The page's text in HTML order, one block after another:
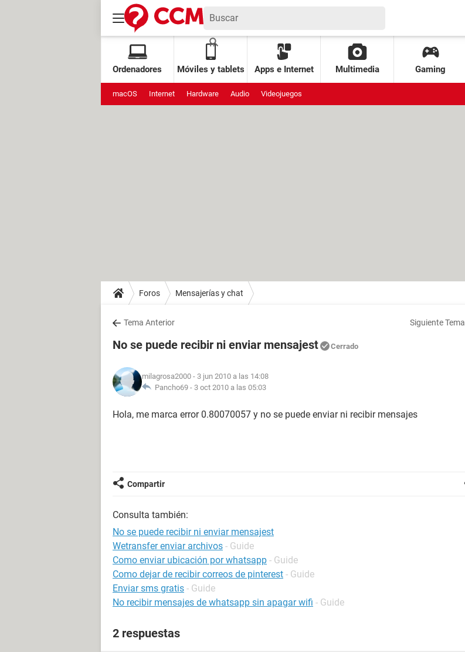
Ordenadores Móviles y tablets Apps e Internet Multimedia Gaming
macOS Internet Hardware Audio Videojuegos
Foros Mensajerías y chat
Tema Anterior Siguiente Tema
No se puede recibir ni enviar mensajest Cerrado
milagrosa2000 - 3 jun 2010 a las 14:08
Pancho69 - 3 oct 2010 a las 05:03
Hola, me marca error 0.80070057 y no se puede enviar ni recibir mensajes
Compartir
Consulta también:
No se puede recibir ni enviar mensajest
Wetransfer enviar archivos - Guide
Como enviar ubicación por whatsapp - Guide
Como dejar de recibir correos de pinterest - Guide
Enviar sms gratis - Guide
No recibir mensajes de whatsapp sin apagar wifi - Guide
2 respuestas